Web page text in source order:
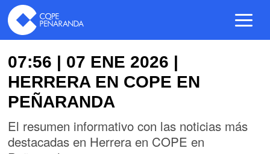
07:56 | 07 ENE 2026 |
HERRERA EN COPE EN
PEÑARANDA
El resumen informativo con las noticias más
destacadas en Herrera en COPE en